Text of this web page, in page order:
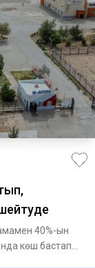
40%-ын
көш бастап